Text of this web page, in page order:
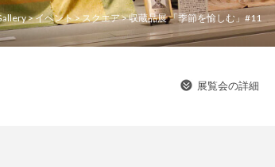
>イベント>スクエア>収蔵品展 「季節を愉しむ」#11
展覧会の詳細